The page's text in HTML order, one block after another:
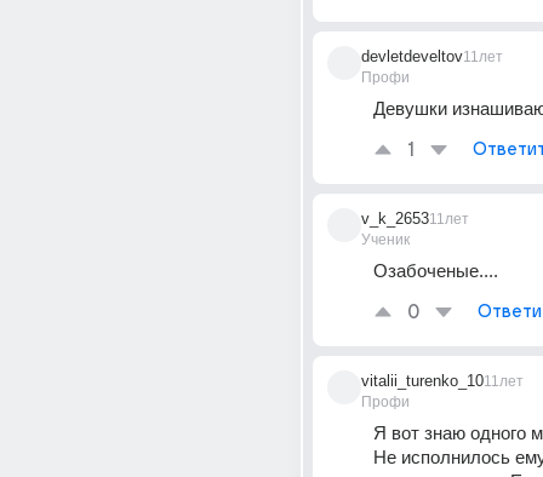
devletdeveltov
Профи
11лет
Девушки
1
v_k_2653
Ученик
11лет
Озабоченые....
0
vitalii_turenko_10
Профи
11лет
Я вот знаю одного
Не исполнилось